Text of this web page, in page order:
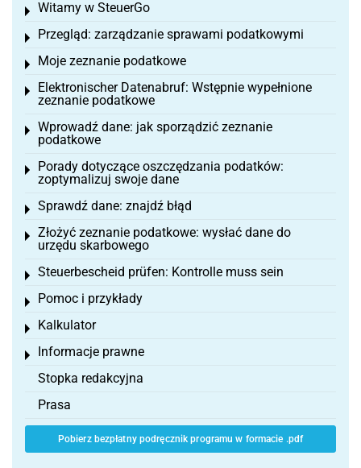
Witamy w SteuerGo
Toggle menu
Przegląd: zarządzanie sprawami podatkowymi
Toggle menu
Moje zeznanie podatkowe
Toggle menu
Elektronischer Datenabruf: Wstępnie wypełnione
zeznanie podatkowe
Toggle menu
Wprowadź dane: jak sporządzić zeznanie
podatkowe
Toggle menu
Porady dotyczące oszczędzania podatków:
zoptymalizuj swoje dane
Toggle menu
Sprawdź dane: znajdź błąd
Toggle menu
Złożyć zeznanie podatkowe: wysłać dane do
urzędu skarbowego
Toggle menu
Steuerbescheid prüfen: Kontrolle muss sein
Toggle menu
Pomoc i przykłady
Toggle menu
Kalkulator
Toggle menu
Informacje prawne
Toggle menu
Stopka redakcyjna
Prasa
Pobierz bezpłatny podręcznik programu w formacie .pdf